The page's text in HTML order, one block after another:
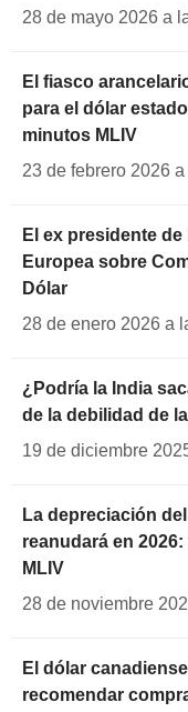
28 de mayo 2026 a
El fiasco
para el dólar
minutos MLIV
23 de febrero 2026
El ex presidente
Europea sobre
Dólar
28 de enero 2026 a
¿Podría la India
de la debilidad de
19 de diciembre
La depreciación
reanudará en
MLIV
28 de noviembre
El dólar
recomendar